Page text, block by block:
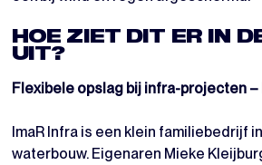
HOE ZIET DIT ER IN
UIT?
Flexibele opslag bij infra-projecten –
ImaR Infra is een klein familiebedrijf
waterbouw. Eigenaren Mieke